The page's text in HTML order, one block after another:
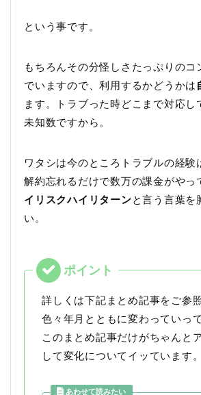
という事です。
もちろんその分怪しさたっぷりのコ
でいますので、利用するかどうかは
ます。トラブった時どこまで対応し
未知数ですから。
ワタシは今のところトラブルの経験
解約忘れるだけで数万の課金がやっ
イリスクハイリターンと言う言葉を
い。
詳しくは下記まとめ記事をご参
色々年月とともに変わっていっ
このまとめ記事だけがちゃんと
して変化についてイッています。